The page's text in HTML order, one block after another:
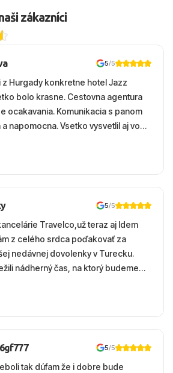
zákazníci
5/5
z Hurgady konkretne hotel Jazz
bolo krasne. Cestovna agentura
ocakavania. Komunikacia s panom
napomocna. Vsetko vysvetlil aj vo
zaco sa ospravedlnujem. Hotel
top. Strava, prostredie, more,
5/5
Travelco,už teraz aj Idem
z celého srdca poďakovať za
nedávnej dovolenky v Turecku.
nádherný čas, na ktorý budeme
spomínať. ​Všetko prebehlo
prvotného výberu zájazdu, cez
​Čo nás dostalo najviac: ​Skvelé
usmievaví, ochotní a starostliví
Výborné, pestré a čerstvé jedlo
5/5
tak dúfam že i dobre bude